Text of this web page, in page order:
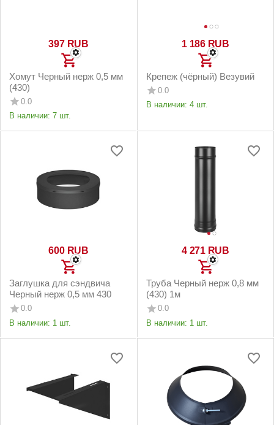
‍397‍ RUB
Хомут Черный нерж 0,5 мм
(430)
0.0
В наличии: 7 шт.
1 186 RUB
Крепеж (чёрный) Везувий
0.0
В наличии: 4 шт.
‍600‍ RUB
Заглушка для сэндвича
Черный нерж 0,5 мм 430
0.0
В наличии: 1 шт.
4 271 RUB
Труба Черный нерж 0,8 мм
(430) 1м
0.0
В наличии: 1 шт.